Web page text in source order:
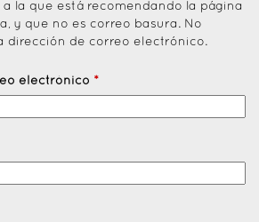
la que está recomendando la página
y que no es correo basura. No
dirección de correo electrónico.
electrónico *